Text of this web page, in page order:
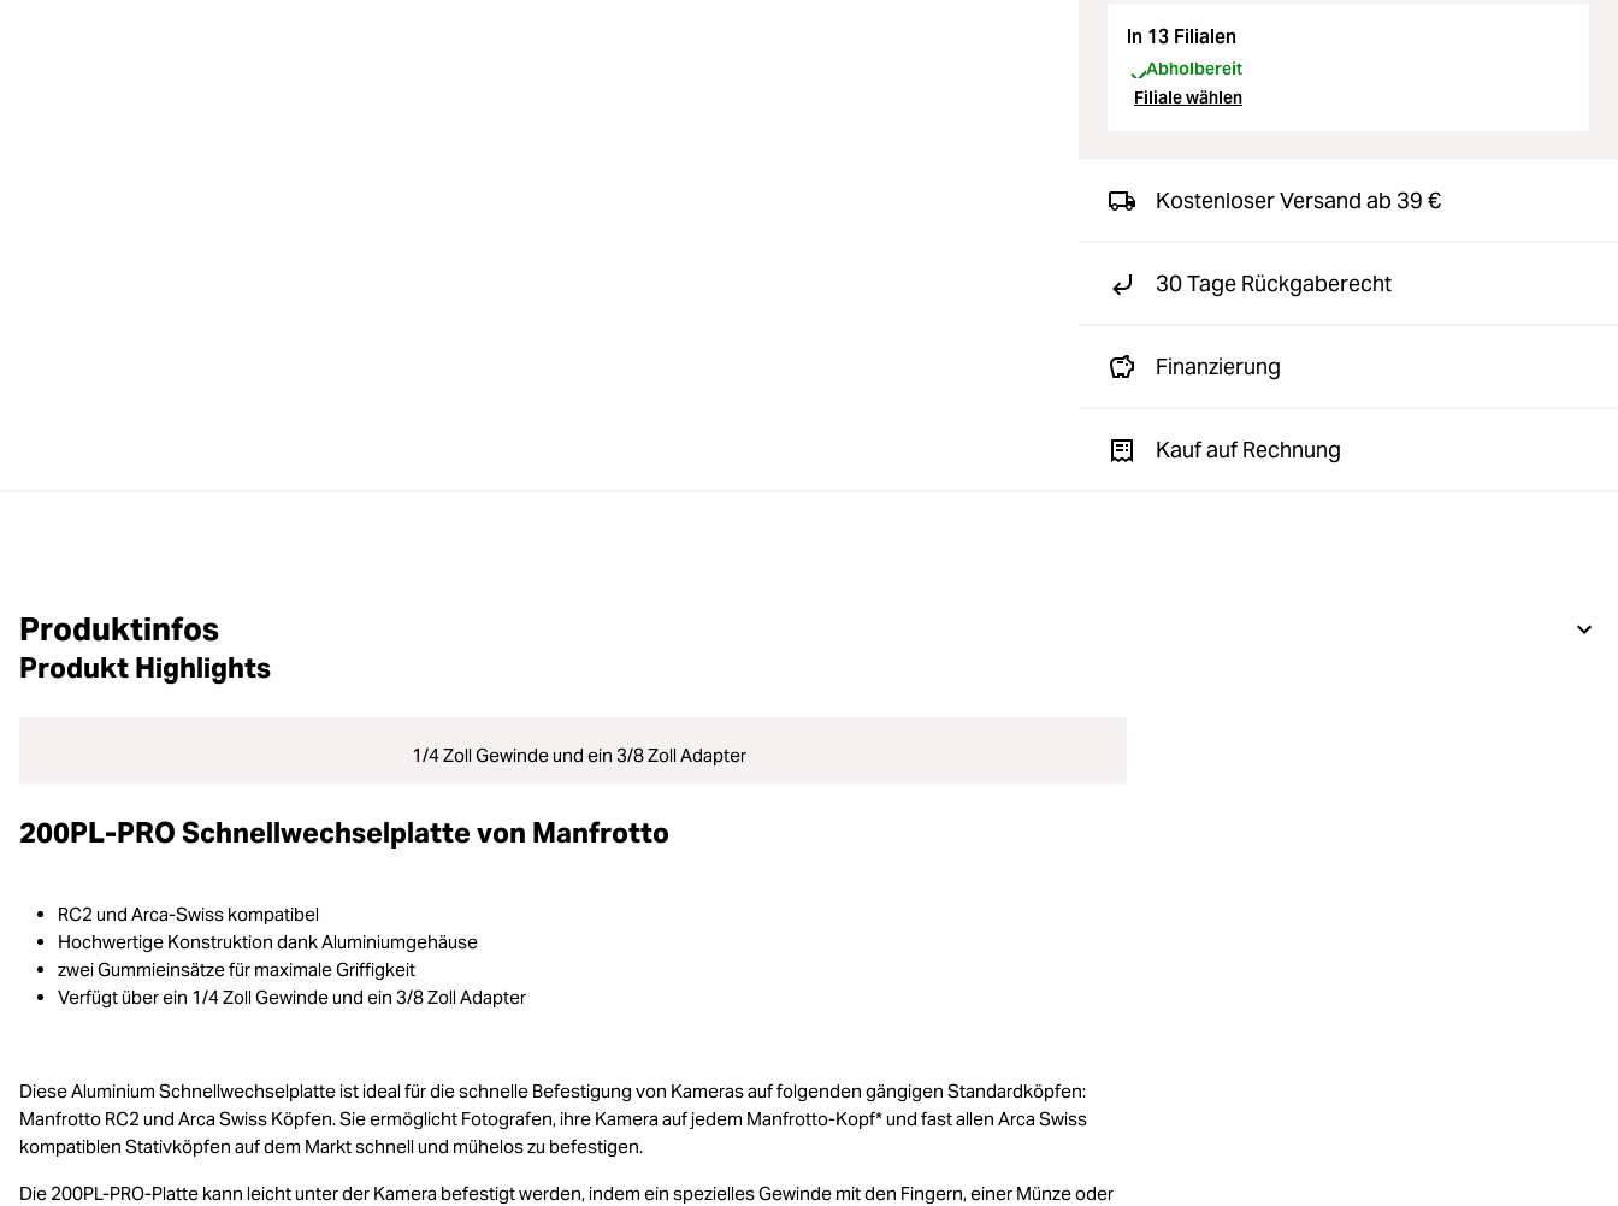
In 13 Filialen
Abholbereit
Filiale wählen
Kostenloser Versand ab 39 €
30 Tage Rückgaberecht
Finanzierung
Kauf auf Rechnung
Produktinfos
Produkt Highlights
1/4 Zoll Gewinde und ein 3/8 Zoll Adapter
200PL-PRO Schnellwechselplatte von Manfrotto
RC2 und Arca-Swiss kompatibel
Hochwertige Konstruktion dank Aluminiumgehäuse
zwei Gummieinsätze für maximale Griffigkeit
Verfügt über ein 1/4 Zoll Gewinde und ein 3/8 Zoll Adapter
Diese Aluminium Schnellwechselplatte ist ideal für die schnelle Befestigung von Kameras auf folgenden gängigen Standardköpfen:
Manfrotto RC2 und Arca Swiss Köpfen. Sie ermöglicht Fotografen, ihre Kamera auf jedem Manfrotto-Kopf* und fast allen Arca Swiss
kompatiblen Stativköpfen auf dem Markt schnell und mühelos zu befestigen.
Die 200PL-PRO-Platte kann leicht unter der Kamera befestigt werden, indem ein spezielles Gewinde mit den Fingern, einer Münze oder